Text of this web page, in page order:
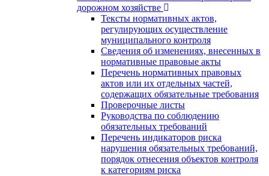
дорожном хозяйстве
Тексты нормативных актов,
регулирующих осуществление
муниципального контроля
Сведения об изменениях, внесенных в
нормативные правовые акты
Перечень нормативных правовых
актов или их отдельных частей,
содержащих обязательные требования
Проверочные листы
Руководства по соблюдению
обязательных требований
Перечень индикаторов риска
нарушения обязательных требований,
порядок отнесения объектов контроля
к категориям риска